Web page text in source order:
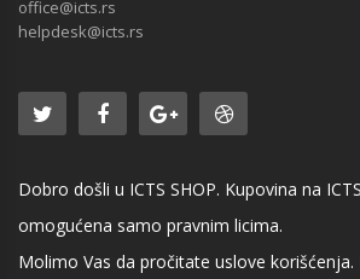
office@icts.rs
helpdesk@icts.rs
Dobro došli u ICTS SHOP. Kupovina na
omogućena samo pravnim licima.
Molimo Vas da pročitate uslove